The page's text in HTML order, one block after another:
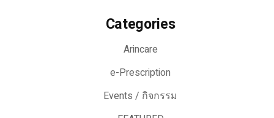
Categories
Arincare
e-Prescription
Events / กิจกรรม